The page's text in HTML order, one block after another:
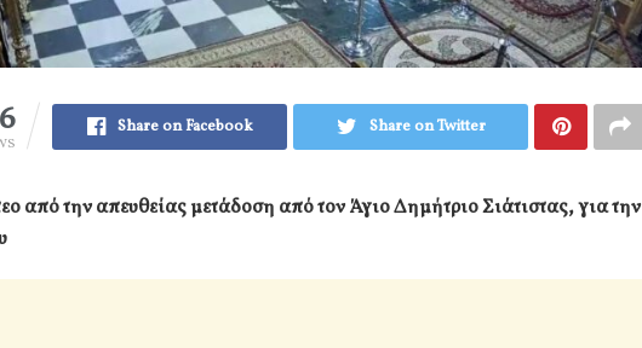
Share on Facebook Share on Twitter
από την απευθείας μετάδοση από τον Άγιο Δημήτριο Σιάτιστας, για την